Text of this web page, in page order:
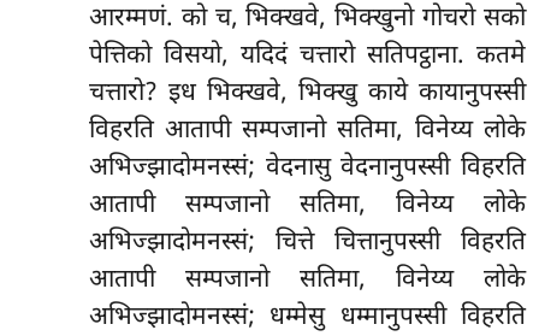
आरम्मणं. को च, भिक्खवे, भिक्खुनो गोचरो सको
पेत्तिको विसयो, यदिदं चत्तारो सतिपट्ठाना. कतमे
चत्तारो? इध भिक्खवे, भिक्खु काये कायानुपस्सी
विहरति आतापी सम्पजानो सतिमा, विनेय्य लोके
अभिज्झादोमनस्सं; वेदनासु वेदनानुपस्सी विहरति
आतापी सम्पजानो सतिमा, विनेय्य लोके
अभिज्झादोमनस्सं; चित्ते चित्तानुपस्सी विहरति
आतापी सम्पजानो सतिमा, विनेय्य लोके
अभिज्झादोमनस्सं; धम्मेसु धम्मानुपस्सी विहरति